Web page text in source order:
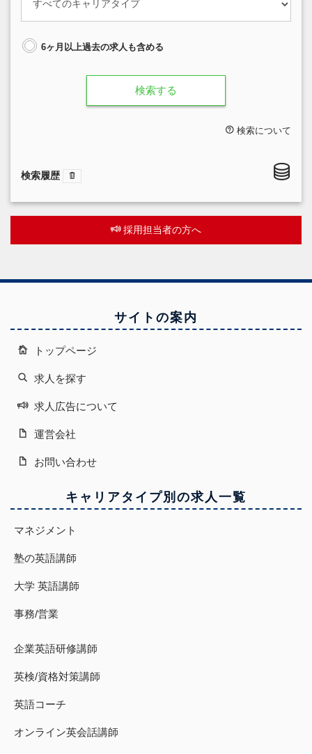
6ヶ月以上過去の求人も含める
検索する
検索について
検索履歴
採用担当者の方へ
サイトの案内
トップページ
求人を探す
求人広告について
運営会社
お問い合わせ
キャリアタイプ別の求人一覧
マネジメント
塾の英語講師
大学 英語講師
事務/営業
企業英語研修講師
英検/資格対策講師
英語コーチ
オンライン英会話講師